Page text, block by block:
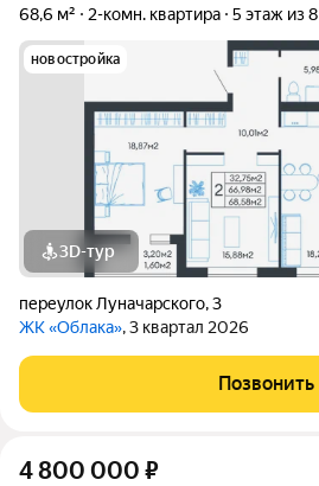
68,6 м² 2-комн. квартира 5 этаж из 8
новостройка
3D-тур
переулок Луначарского,3
ЖК «Облака», 3 квартал 2026
Позвонить
4 800 000 ₽